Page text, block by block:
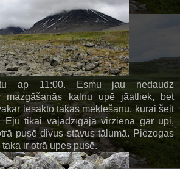
ap 11:00. Esmu jau nedaudz
mazgāšanās kalnu upē jāatliek, bet
iesākto takas meklēšanu, kurai šeit
Eju tikai vajadzīgajā virzienā gar upi,
pusē divus stāvus tālumā. Piezogas
ir otrā upes pusē.